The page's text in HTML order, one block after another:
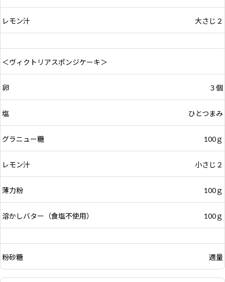
レモン汁 大さじ２
＜ヴィクトリアスポンジケーキ＞
卵 ３個
塩 ひとつまみ
グラニュー糖 100ｇ
レモン汁 小さじ２
薄力粉 100ｇ
溶かしバター（食塩不使用） 100ｇ
粉砂糖 適量